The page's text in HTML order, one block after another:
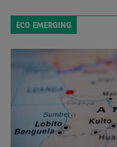
recours massif à
ECO EMERGING